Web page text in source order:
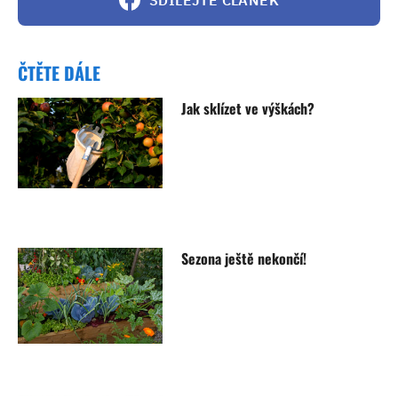
ČTĚTE DÁLE
Jak sklízet ve výškách?
Sezona ještě nekončí!